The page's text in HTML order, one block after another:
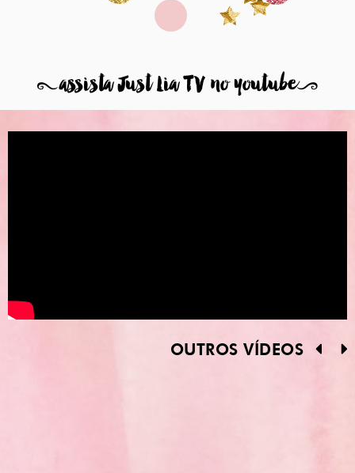
8assista Just Lia TV no youtube9
OUTROS VÍDEOS